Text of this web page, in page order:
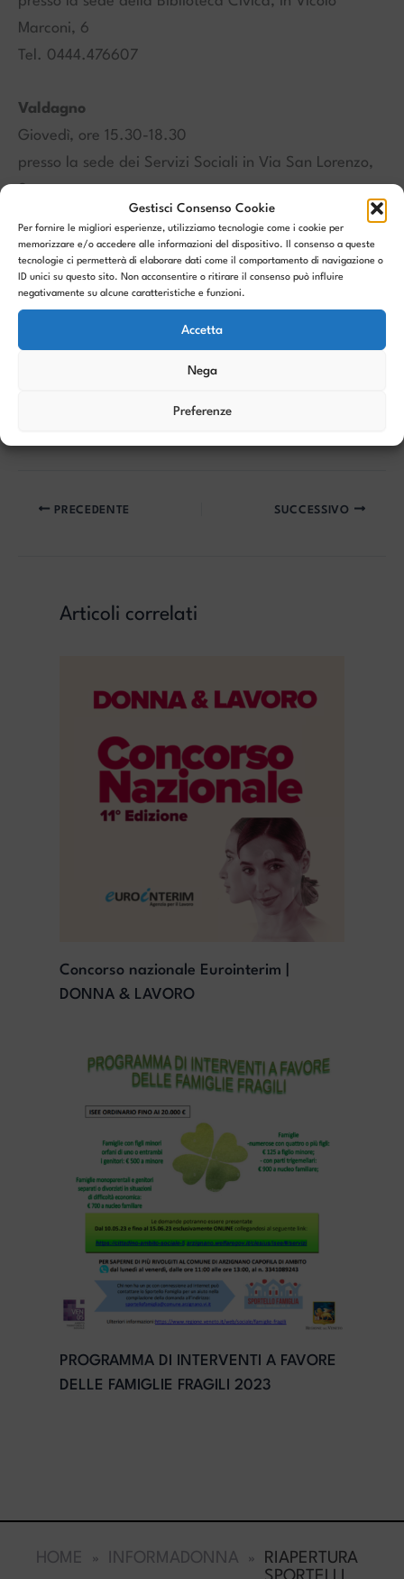
Gestisci Consenso Cookie
Per fornire le migliori esperienze, utilizziamo tecnologie come i cookie per
memorizzare e/o accedere alle informazioni del dispositivo. Il consenso a queste
tecnologie ci permetterà di elaborare dati come il comportamento di navigazione o
ID unici su questo sito. Non acconsentire o ritirare il consenso può influire
negativamente su alcune caratteristiche e funzioni.
Accetta
Nega
Preferenze
Marconi, 6
Tel. 0444.476607
Valdagno
Giovedì, ore 15.30-18.30
presso la sede dei Servizi Sociali in Via San Lorenzo,
Tel. 0445 424506
Informazioni e appuntamenti:
contattando gli sportelli nei giorni ed orari di apertura
sportellofamiglia@comune.arzignano.vi.it
Materiali informativi e dettagli:
PRECEDENTE SUCCESSIVO
Articoli correlati
Concorso nazionale Eurointerim |
DONNA & LAVORO
PROGRAMMA DI INTERVENTI A FAVORE
DELLE FAMIGLIE FRAGILI 2023
HOME INFORMADONNA
RIAPERTURA